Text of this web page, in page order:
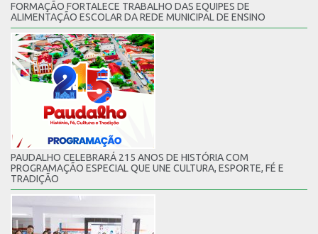
FORMAÇÃO FORTALECE TRABALHO DAS EQUIPES DE
ALIMENTAÇÃO ESCOLAR DA REDE MUNICIPAL DE ENSINO
PAUDALHO CELEBRARÁ 215 ANOS DE HISTÓRIA COM
PROGRAMAÇÃO ESPECIAL QUE UNE CULTURA, ESPORTE, FÉ E
TRADIÇÃO